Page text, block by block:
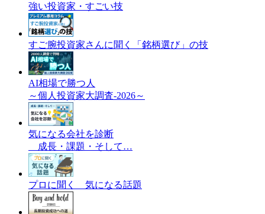
強い投資家・すごい技
すご腕投資家さんに聞く「銘柄選び」の技
AI相場で勝つ人
～個人投資家大調査-2026～
気になる会社を診断
成長・課題・そして…
プロに聞く 気になる話題